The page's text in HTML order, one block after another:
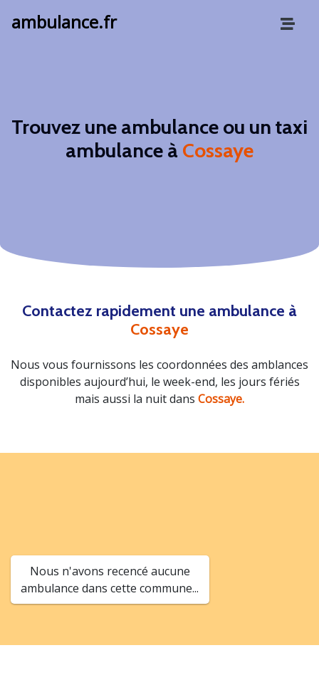
ambulance.fr
Trouvez une ambulance ou un taxi
ambulance à Cossaye
Contactez rapidement une ambulance à
Cossaye
Nous vous fournissons les coordonnées des amblances
disponibles aujourd’hui, le week-end, les jours fériés
mais aussi la nuit dans Cossaye.
Nous n'avons recencé aucune
ambulance dans cette commune...